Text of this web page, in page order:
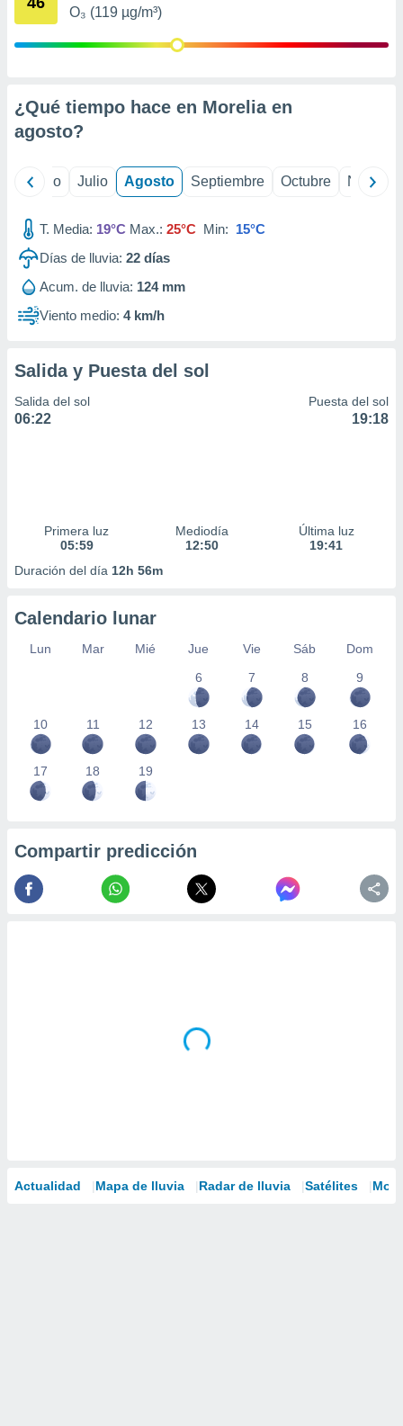
mediante
publicidad
publicidad
1199
O₃ (119 µg/m³)
¿Qué tiempo hace en Morelia en
agosto?
Junio Julio Agosto Septiembre Octubre
T. Media: 19°C Max.: 25°C Min: 15°C
Días de lluvia: 22 días
Acum. de lluvia: 124 mm
Viento medio: 4 km/h
Salida y Puesta del sol
Salida del sol
06:22
Puesta del sol
19:18
Primera luz
05:59
Mediodía
12:50
Última luz
19:41
Duración del día 12h 56m
Calendario lunar
Lun Mar Mié Jue Vie Sáb
Dom
6
7 8 9
10 11 12 13 14 15 16
17 18 19
Compartir predicción
Actualidad Mapa de lluvia Radar de lluvia Satélites